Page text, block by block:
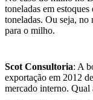
toneladas em
toneladas. Ou seja,
para o milho.
Scot Consultoria: A
exportação em 2012
mercado interno. Qual